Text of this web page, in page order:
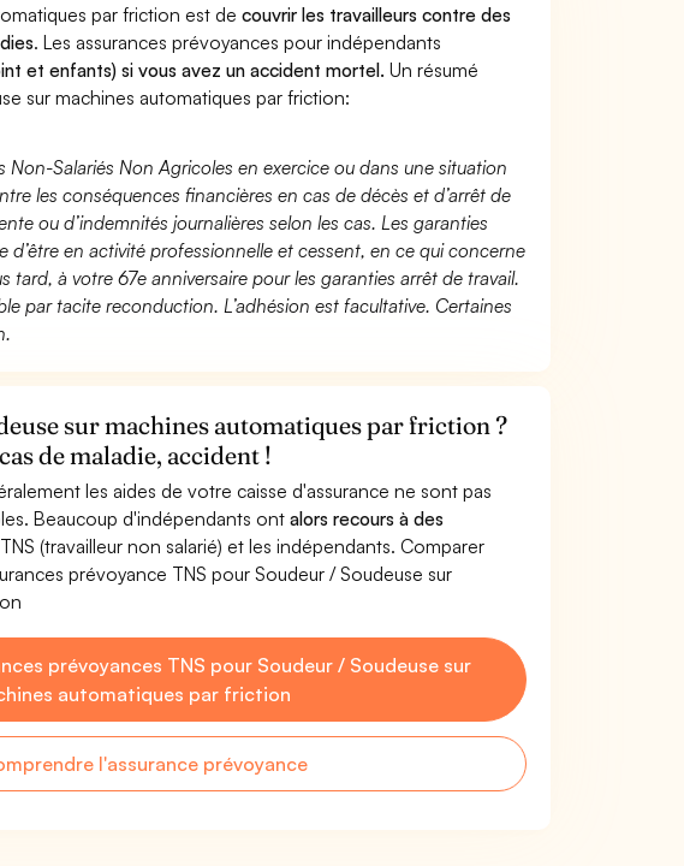
par friction est decouvrir les travailleurs contre des
. Les assurances prévoyances pour indépendants
et enfants) si vous avez un accident mortel. Un résumé
sur machines automatiques par friction:
Non-Salariés Non Agricoles en exercice ou dans une situation
les conséquences financières en cas de décès et d’arrêt de
ou d’indemnités journalières selon les cas. Les garanties
d’être en activité professionnelle et cessent, en ce qui concerne
tard, à votre 67e anniversaire pour les garanties arrêt de travail.
par tacite reconduction. L’adhésion est facultative. Certaines
sur machines automatiques par friction ?
de maladie, accident !
les aides de votre caisse d'assurance ne sont pas
Beaucoup d'indépendants ontalors recours à des
(travailleur non salarié) et les indépendants. Comparer
prévoyance TNS pour Soudeur / Soudeuse sur
prévoyances TNS pour Soudeur / Soudeuse sur
automatiques par friction
l'assurance prévoyance